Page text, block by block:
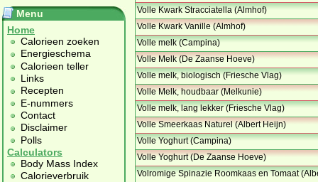
Menu
Home
Calorieen zoeken
Energieschema
Calorieen teller
Links
Recepten
E-nummers
Contact
Disclaimer
Polls
Calculators
Body Mass Index
Calorieverbruik
Volle Kwark Stracciatella (Almhof)
Volle Kwark Vanille (Almhof)
Volle melk (Campina)
Volle Melk (De Zaanse Hoeve)
Volle melk, biologisch (Friesche Vlag)
Volle Melk, houdbaar (Melkunie)
Volle melk, lang lekker (Friesche Vlag)
Volle Smeerkaas Naturel (Albert Heijn)
Volle Yoghurt (Campina)
Volle Yoghurt (De Zaanse Hoeve)
Volromige Spinazie Roomkaas en Tomaat